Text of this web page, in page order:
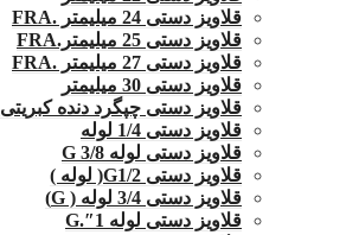
قلاویز دستی 24 میلیمتر .FRA
قلاویز دستی 25 میلیمتر.FRA
قلاویز دستی 27 میلیمتر .FRA
قلاویز دستی 30 میلیمتر
قلاویز دستی چپگرد دنده کبریتی TR 3X12
قلاویز دستی 1/4 لوله
قلاویز دستی لوله G 3/8
قلاویز دستی G1/2( لوله )
قلاویز دستی 3/4 لوله ( G)
قلاویز دستی لوله 1″.G